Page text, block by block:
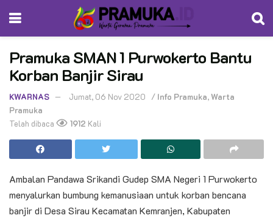
Pramuka SMAN 1 Purwokerto Bantu
Korban Banjir Sirau
KWARNAS Jumat, 06 Nov 2020 / Info Pramuka,Warta
Pramuka
Telah dibaca
1912 Kali
Ambalan Pandawa Srikandi Gudep SMA Negeri 1 Purwokerto
menyalurkan bumbung kemanusiaan untuk korban bencana
banjir di Desa Sirau Kecamatan Kemranjen, Kabupaten